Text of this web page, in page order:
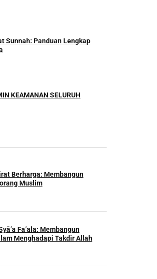
Sunnah: Panduan Lengkap
KEAMANAN SELURUH
Berharga: Membangun
Muslim
Fa’ala: Membangun
Menghadapi Takdir Allah